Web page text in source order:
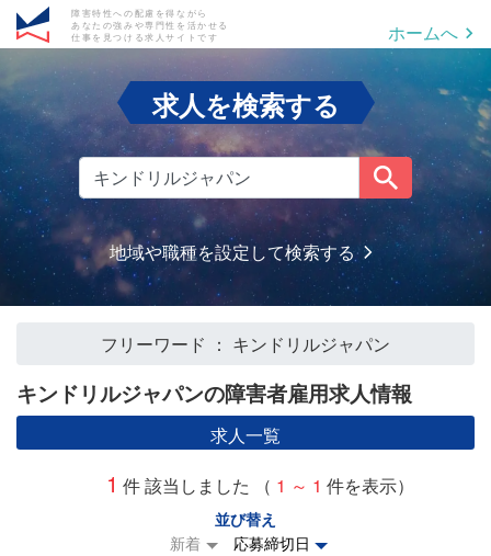
障害特性への配慮を得ながら
あなたの強みや専門性を活かせる
仕事を見つける求人サイトです
ホームへ
求人を検索する
地域や職種を設定して検索する
フリーワード キンドリルジャパン
キンドリルジャパンの障害者雇用求人情報
求人一覧
1 件 該当しました （ 1 ～ 1 件を表示）
並び替え
新着
応募締切日